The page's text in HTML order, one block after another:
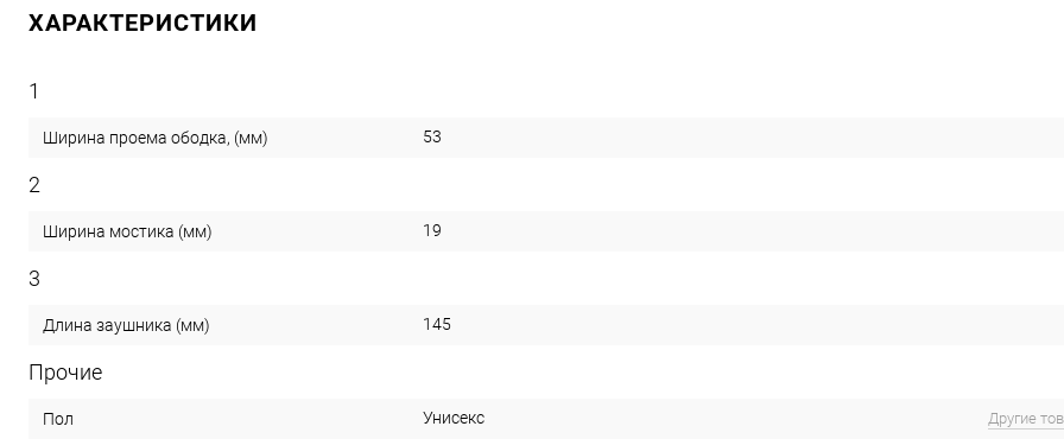
ХАРАКТЕРИСТИКИ
1
Ширина проема ободка, (мм) 53
2
Ширина мостика (мм) 19
3
Длина заушника (мм) 145
Прочие
Пол Унисекс Другие